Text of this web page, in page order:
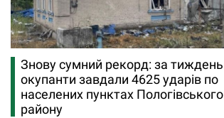
Знову сумний рекорд: за тиждень
окупанти завдали 4625 ударів по
населених пунктах Пологівського
району